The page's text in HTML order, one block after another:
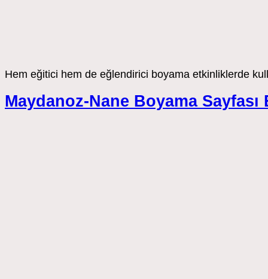
Hem eğitici hem de eğlendirici boyama etkinliklerde
Maydanoz-Nane Boyama